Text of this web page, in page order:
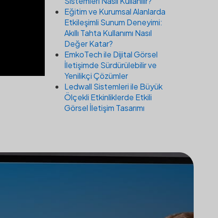
Eğitim ve Kurumsal Alanlarda
Etkileşimli Sunum Deneyimi:
Akıllı Tahta Kullanımı Nasıl
Değer Katar?
EmkoTech ile Dijital Görsel
İletişimde Sürdürülebilir ve
Yenilikçi Çözümler
Ledwall Sistemleri ile Büyük
Ölçekli Etkinliklerde Etkili
Görsel İletişim Tasarımı